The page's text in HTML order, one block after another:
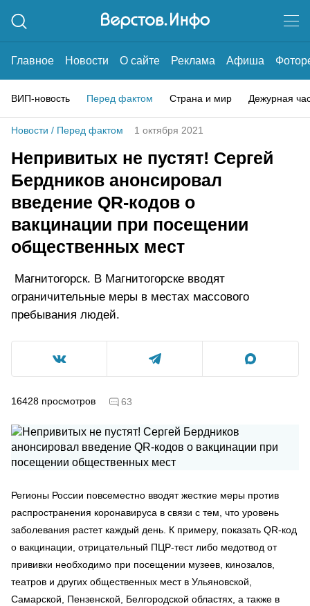
Главное Новости О сайте Реклама Афиша
ВИП-новость Перед фактом Страна и мир Дежурная
Новости / Перед фактом 1 октября 2021
Непривитых не пустят! Сергей
Бердников анонсировал
введение QR-кодов о
вакцинации при посещении
общественных мест
Магнитогорск. В Магнитогорске вводят
ограничительные меры в местах массового
пребывания людей.
16428 просмотров 63
Регионы России повсеместно вводят жесткие меры против
распространения коронавируса в связи с тем, что уровень
заболевания растет каждый день. К примеру, показать QR-код
о вакцинации, отрицательный ПЦР-тест либо медотвод от
прививки необходимо при посещении музеев, кинозалов,
театров и других общественных мест в Ульяновской,
Самарской, Пензенской, Белгородской областях, а также в